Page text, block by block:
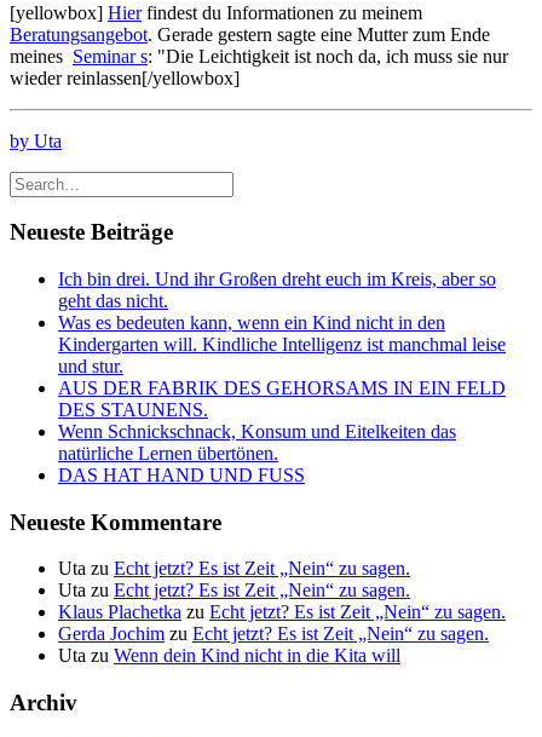
[yellowbox] Hierfindest du Informationen zu meinem
Beratungsangebot. Gerade gestern sagte eine Mutter zum Ende
meines Seminar s: "Die Leichtigkeit ist noch da, ich muss sie nur
wieder reinlassen[/yellowbox]
by Uta
Neueste Beiträge
Ich bin drei. Und ihr Großen dreht euch im Kreis, aber so
geht das nicht.
Was es bedeuten kann, wenn ein Kind nicht in den
Kindergarten will. Kindliche Intelligenz ist manchmal leise
und stur.
AUS DER FABRIK DES GEHORSAMS IN EIN FELD
DES STAUNENS.
Wenn Schnickschnack, Konsum und Eitelkeiten das
natürliche Lernen übertönen.
DAS HAT HAND UND FUSS
Neueste Kommentare
Uta zu Echt jetzt? Es ist Zeit „Nein“ zu sagen.
Uta zu Echt jetzt? Es ist Zeit „Nein“ zu sagen.
Klaus Plachetka zu Echt jetzt? Es ist Zeit „Nein“ zu sagen.
Gerda Jochim zu Echt jetzt? Es ist Zeit „Nein“ zu sagen.
Uta zu Wenn dein Kind nicht in die Kita will
Archiv